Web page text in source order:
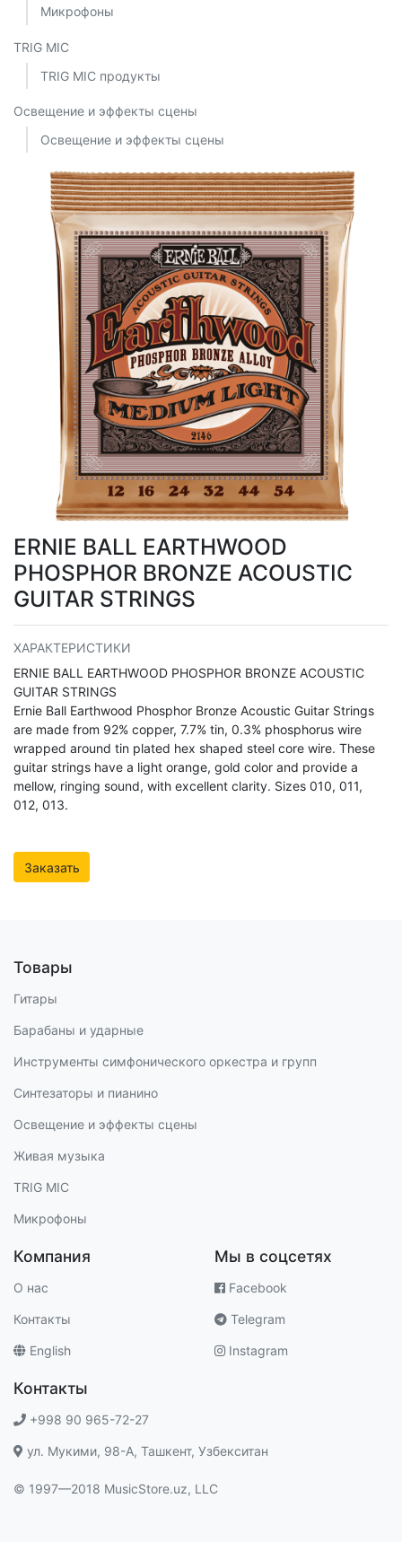
Микрофоны
TRIG MIC
TRIG MIC продукты
Освещение и эффекты сцены
Освещение и эффекты сцены
ERNIE BALL EARTHWOOD
PHOSPHOR BRONZE ACOUSTIC
GUITAR STRINGS
ХАРАКТЕРИСТИКИ
ERNIE BALL EARTHWOOD PHOSPHOR BRONZE ACOUSTIC
GUITAR STRINGS
Ernie Ball Earthwood Phosphor Bronze Acoustic Guitar Strings
are made from 92% copper, 7.7% tin, 0.3% phosphorus wire
wrapped around tin plated hex shaped steel core wire. These
guitar strings have a light orange, gold color and provide a
mellow, ringing sound, with excellent clarity. Sizes 010, 011,
012, 013.
Заказать
Товары
Гитары
Барабаны и ударные
Инструменты симфонического оркестра и групп
Синтезаторы и пианино
Освещение и эффекты сцены
Живая музыка
TRIG MIC
Микрофоны
Компания
О нас
Контакты
English
Мы в соцсетях
Facebook
Telegram
Instagram
Контакты
+998 90 965-72-27
ул. Мукими, 98-A, Ташкент, Узбекситан
© 1997—2018 MusicStore.uz, LLC